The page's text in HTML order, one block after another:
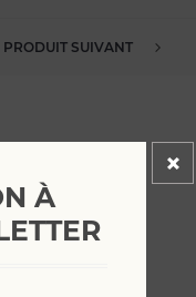
PRODUIT SUIVANT
À